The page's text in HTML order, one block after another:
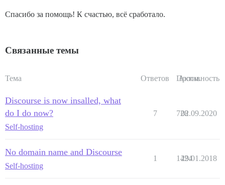
Спасибо за помощь! К счастью, всё сработало.
Связанные темы
Тема Ответов Просм.
Активность
Discourse is now insalled, what
do I do now?
Self-hosting
7 728
02.09.2020
No domain name and Discourse
Self-hosting
1 1424
29.01.2018